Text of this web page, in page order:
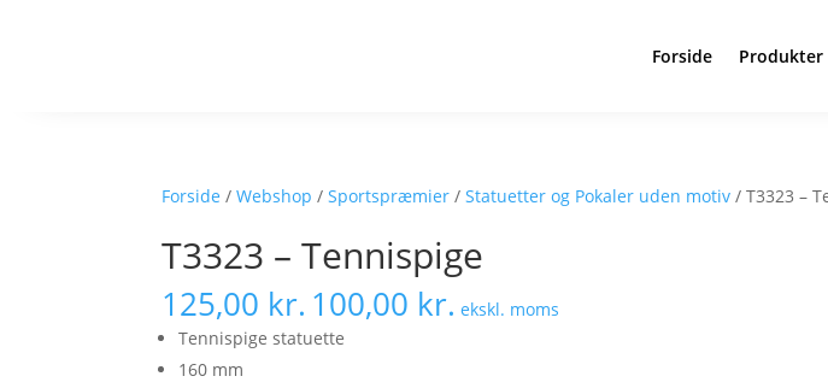
Forside Produkter
Forside /Webshop /Sportspræmier /Statuetter og Pokaler uden motiv / T3323 –
T3323 – Tennispige
125,00 kr. 100,00 kr. ekskl. moms
Tennispige statuette
160 mm